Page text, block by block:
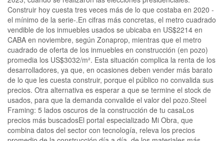
Construir hoy cuesta tres veces más de lo que costaba en 2020 -
el mínimo de la serie-.En cifras más concretas, el metro cuadrado
vendible de los inmuebles usados se ubicaba en US$2214 en
CABA en noviembre, según Zonaprop, mientras que el metro
cuadrado de oferta de los inmuebles en construcción (en pozo)
promedia los US$3032/m². Esta situación complica la renta de los
desarrolladores, ya que, en ocasiones deben vender más barato
de lo que les cuesta construir, porque el público no convalida sus
precios. Otra alternativa es esperar a que se termine el stock de
usados, para que la demanda convalide el valor del pozo.Steel
Framing: 5 lados oscuros de la construcción de tu casaLos
precios más buscadosEl portal especializado Mi Obra, que
combina datos del sector con tecnología, releva los precios